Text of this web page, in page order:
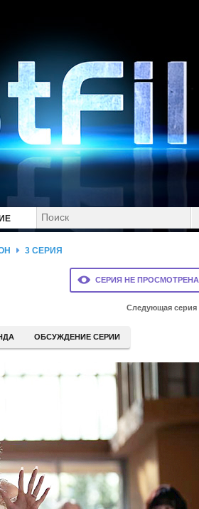
СЕРИЯ НЕ ПРОСМОТРЕНА
3 СЕРИЯ
Следующая серия
ОБСУЖДЕНИЕ СЕРИИ